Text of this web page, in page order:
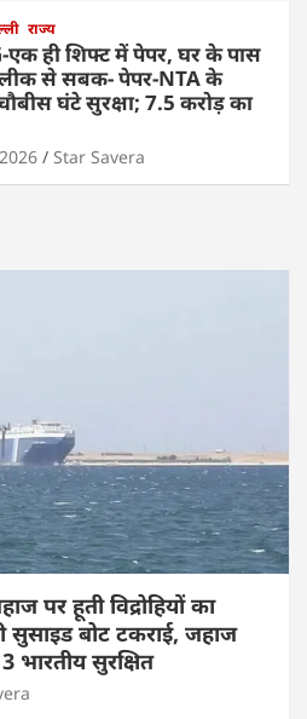
राज्य
एक ही शिफ्ट में पेपर, घर के पास
से सबक- पेपर-NTA के
घंटे सुरक्षा; 7.5 करोड़ का
Star Savera
पर हूती विद्रोहियों का
सुसाइड बोट टकराई, जहाज
भारतीय सुरक्षित